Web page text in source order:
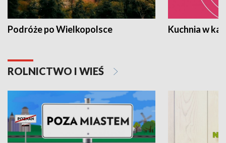
Podróże po Wielkopolsce Kuchnia w
ROLNICTWO I WIEŚ